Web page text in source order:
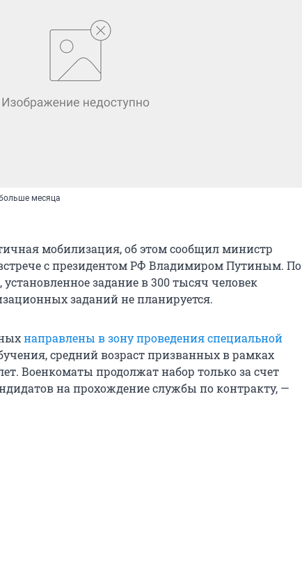
месяца
мобилизация, об этом сообщил министр
с президентом РФ Владимиром Путиным. По
задание в 300 тысяч человек
заданий не планируется.
направлены в зону проведения специальной
средний возраст призванных в рамках
Военкоматы продолжат набор только за счет
на прохождение службы по контракту, —